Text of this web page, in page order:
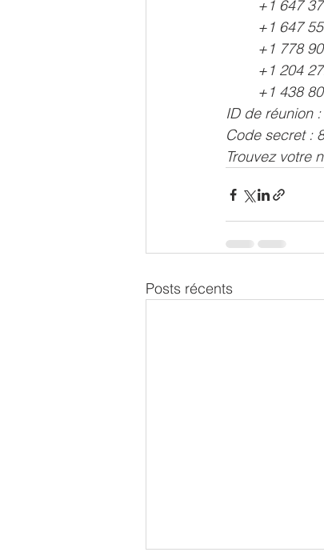
+1
+1
+1
+1
+1
ID de réunion
Code secret :
Trouvez votre
Posts récents